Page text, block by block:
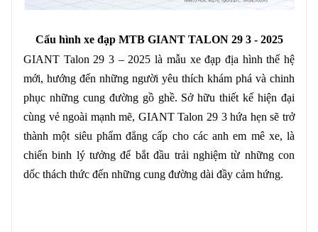
Cấu hình xe đạp MTB GIANT TALON 29 3 - 2025
GIANT Talon 29 3 – 2025 là mẫu xe đạp địa hình thế hệ
mới, hướng đến những người yêu thích khám phá và chinh
phục những cung đường gồ ghề. Sở hữu thiết kế hiện đại
cùng vẻ ngoài mạnh mẽ, GIANT Talon 29 3 hứa hẹn sẽ trở
thành một siêu phẩm đẳng cấp cho các anh em mê xe, là
chiến binh lý tưởng để bắt đầu trải nghiệm từ những con
dốc thách thức đến những cung đường dài đầy cảm hứng.